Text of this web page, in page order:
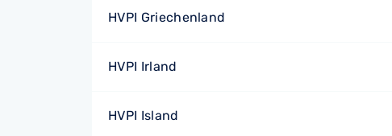
HVPI Griechenland
HVPI Irland
HVPI Island